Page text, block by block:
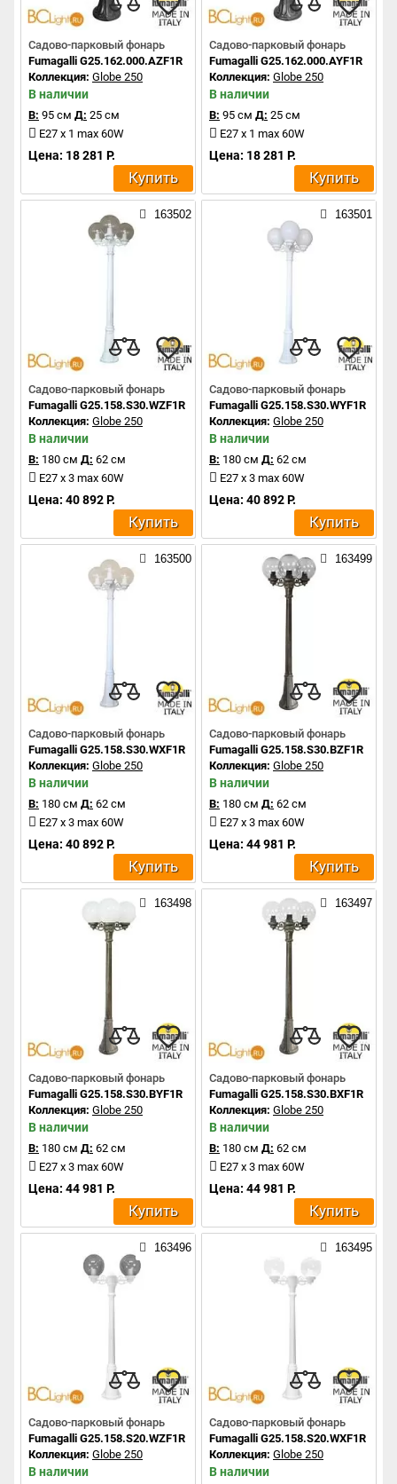
Садово-парковый фонарь
Fumagalli G25.162.000.AZF1R
Коллекция: Globe 250
В наличии
В: 95 см Д: 25 см
E27 x 1 max 60W
Цена: 18 281 Р.
Купить
Садово-парковый фонарь
Fumagalli G25.162.000.AYF1R
Коллекция: Globe 250
В наличии
В: 95 см Д: 25 см
E27 x 1 max 60W
Цена: 18 281 Р.
Купить
163502
Садово-парковый фонарь
Fumagalli G25.158.S30.WZF1R
Коллекция: Globe 250
В наличии
В: 180 см Д: 62 см
E27 x 3 max 60W
Цена: 40 892 Р.
Купить
163501
Садово-парковый фонарь
Fumagalli G25.158.S30.WYF1R
Коллекция: Globe 250
В наличии
В: 180 см Д: 62 см
E27 x 3 max 60W
Цена: 40 892 Р.
Купить
163500
Садово-парковый фонарь
Fumagalli G25.158.S30.WXF1R
Коллекция: Globe 250
В наличии
В: 180 см Д: 62 см
E27 x 3 max 60W
Цена: 40 892 Р.
Купить
163499
Садово-парковый фонарь
Fumagalli G25.158.S30.BZF1R
Коллекция: Globe 250
В наличии
В: 180 см Д: 62 см
E27 x 3 max 60W
Цена: 44 981 Р.
Купить
163498
Садово-парковый фонарь
Fumagalli G25.158.S30.BYF1R
Коллекция: Globe 250
В наличии
В: 180 см Д: 62 см
E27 x 3 max 60W
Цена: 44 981 Р.
Купить
163497
Садово-парковый фонарь
Fumagalli G25.158.S30.BXF1R
Коллекция: Globe 250
В наличии
В: 180 см Д: 62 см
E27 x 3 max 60W
Цена: 44 981 Р.
Купить
163496
Садово-парковый фонарь
Fumagalli G25.158.S20.WZF1R
Коллекция: Globe 250
В наличии
163495
Садово-парковый фонарь
Fumagalli G25.158.S20.WXF1R
Коллекция: Globe 250
В наличии